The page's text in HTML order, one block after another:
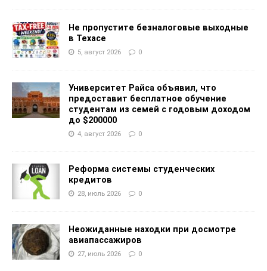
Не пропустите безналоговые выходные
в Техасе
5, август 2026 0
Университет Райса объявил, что
предоставит бесплатное обучение
студентам из семей с годовым доходом
до $200000
4, август 2026 0
Реформа системы студенческих
кредитов
28, июль 2026 0
Неожиданные находки при досмотре
авиапассажиров
27, июль 2026 0